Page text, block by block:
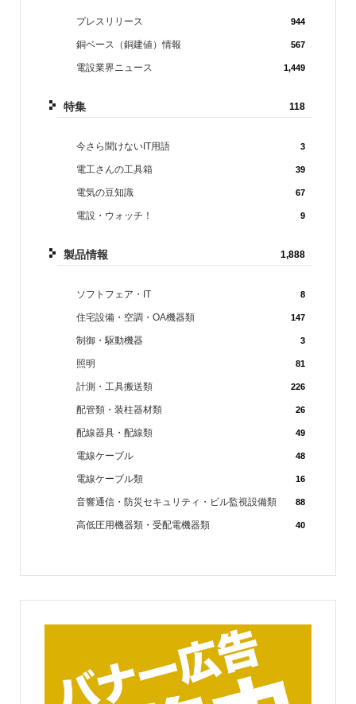
プレスリリース 944
銅ベース（銅建値）情報 567
電設業界ニュース 1,449
特集 118
今さら聞けないIT用語 3
電工さんの工具箱 39
電気の豆知識 67
電設・ウォッチ！ 9
製品情報 1,888
ソフトフェア・IT 8
住宅設備・空調・OA機器類 147
制御・駆動機器 3
照明 81
計測・工具搬送類 226
配管類・装柱器材類 26
配線器具・配線類 49
電線ケーブル 48
電線ケーブル類 16
音響通信・防災セキュリティ・ビル監視設備類 88
高低圧用機器類・受配電機器類 40